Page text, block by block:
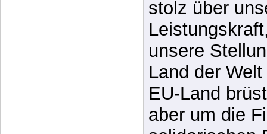
Regierung
stolz über
unsere
Land der